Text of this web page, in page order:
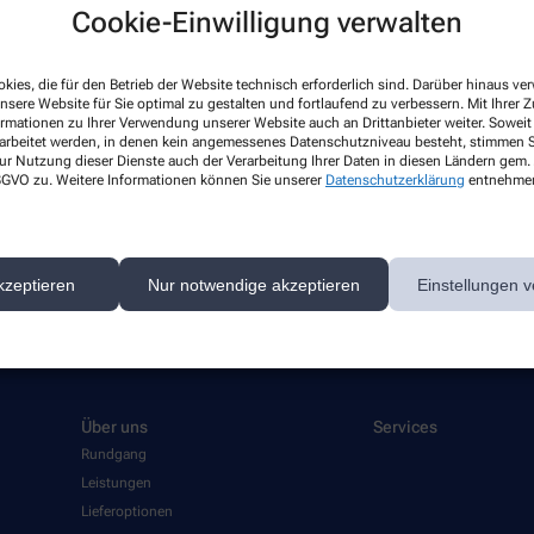
Cookie-Einwilligung verwalten
die für den Betrieb der Website technisch erforderlich sind. Darüber hinaus
Website für Sie optimal zu gestalten und fortlaufend zu verbessern. Mit Ihrer
zu Ihrer Verwendung unserer Website auch an Drittanbieter weiter. Soweit
werden, in denen kein angemessenes Datenschutzniveau besteht, stimmen
Nutzung dieser Dienste auch der Verarbeitung Ihrer Daten in diesen Ländern
zu. Weitere Informationen können Sie unserer Datenschutzerklärung
Nur notwendige akzeptieren Einstellungen
News-Service abonnieren, der von der Alliance Healthcare Deutschland GmbH
verarbeitet. AHD setzt für den Versand und die Analyse des Newsletters den
in jedem Newsletter). Die sonstigen Kontaktmöglichkeiten dafür und weitere
Mindestbestellwert: 50,00 €. Gültig auf das gesamte Sortiment,
Über uns
Rundgang
Leistungen
Lieferoptionen
Services